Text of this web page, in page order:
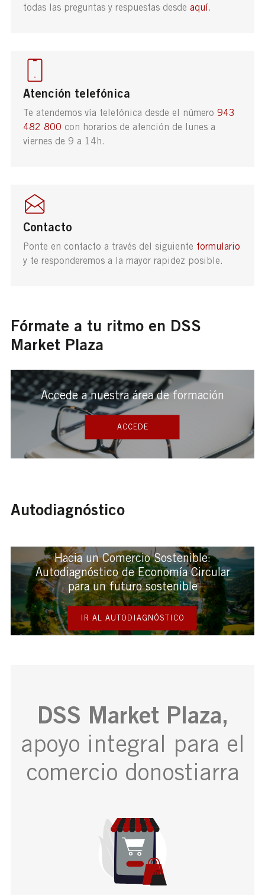
todas las preguntas y respuestas desde aquí .
Atención telefónica
Te atendemos vía telefónica desde el número 943
482 800 con horarios de atención de lunes a
viernes de 9 a 14h.
Contacto
Ponte en contacto a través del siguiente formulario
y te responderemos a la mayor rapidez posible.
Fórmate a tu ritmo en DSS
Market Plaza
Accede a nuestra área de formación
ACCEDE
Autodiagnóstico
Hacia un Comercio Sostenible:
Autodiagnóstico de Economía Circular
para un futuro sostenible
IR AL AUTODIAGNÓSTICO
DSS Market Plaza,
apoyo integral para el
comercio donostiarra